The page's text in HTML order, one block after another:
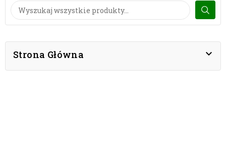
Strona Główna 